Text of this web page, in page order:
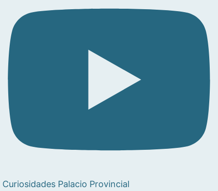
Curiosidades Palacio Provincial